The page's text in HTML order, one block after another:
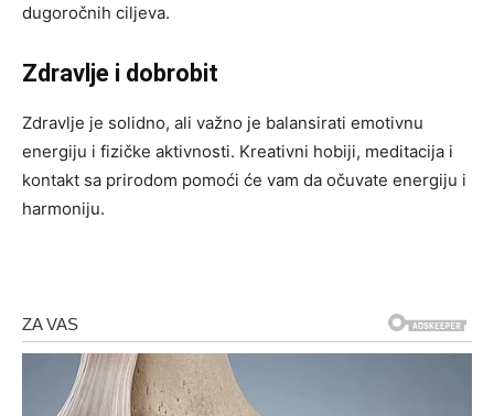
dugoročnih ciljeva.
Zdravlje i dobrobit
Zdravlje je solidno, ali važno je balansirati emotivnu
energiju i fizičke aktivnosti. Kreativni hobiji, meditacija i
kontakt sa prirodom pomoći će vam da očuvate energiju i
harmoniju.